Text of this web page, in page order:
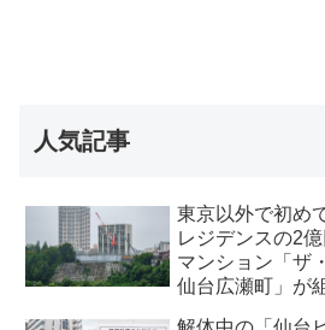
人気記事
東京以外で初め
レジデンスの2
マンション「ザ
仙台広瀬町」が